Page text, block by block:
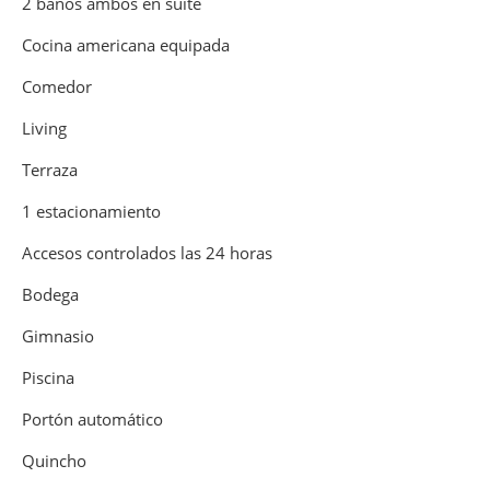
Cocina americana equipada
Comedor
Living
Terraza
1 estacionamiento
Accesos controlados las 24 horas
Bodega
Gimnasio
Piscina
Portón automático
Quincho